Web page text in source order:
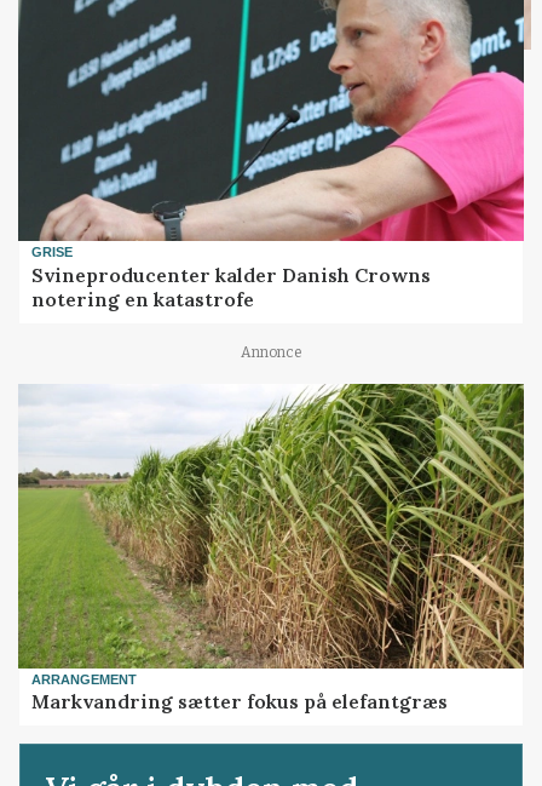
GRISE
Svineproducenter kalder Danish Crowns
notering en katastrofe
Annonce
ARRANGEMENT
Markvandring sætter fokus på elefantgræs